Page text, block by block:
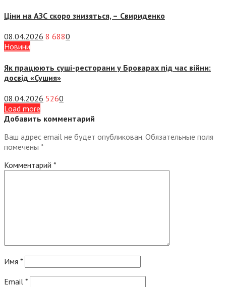
Ціни на АЗС скоро знизяться, – Свириденко
08.04.2026 8 6880
Новини
Як працюють суші-ресторани у Броварах під час війни:
досвід «Сушия»
08.04.2026 5260
Load more
Добавить комментарий
Ваш адрес email не будет опубликован. Обязательные поля
помечены *
Комментарий *
Имя *
Email *